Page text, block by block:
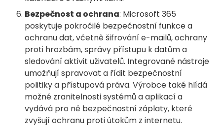
Bezpečnost a ochrana: Microsoft 365
poskytuje pokročilé bezpečnostní funkce a
ochranu dat, včetně šifrování e-mailů, ochrany
proti hrozbám, správy přístupu k datům a
sledování aktivit uživatelů. Integrované nástroje
umožňují spravovat a řídit bezpečnostní
politiky a přístupová práva. Výrobce také hlídá
možné zranitelnosti systémů a aplikací a
vydává pro ně bezpečnostní záplaty, které
zvyšují ochranu proti útokům z internetu.